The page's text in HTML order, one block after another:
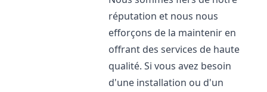
réputation et nous nous
efforçons de la maintenir en
offrant des services de haute
qualité. Si vous avez besoin
d'une installation ou d'un